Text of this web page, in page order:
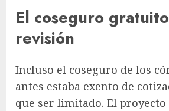
El coseguro
revisión
Incluso el coseguro de los
antes estaba exento de
que ser limitado. El proyecto